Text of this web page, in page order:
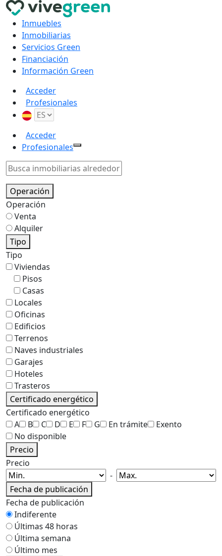
Inmuebles
Inmobiliarias
Servicios Green
Financiación
Información Green
Acceder
Profesionales
Acceder
Profesionales
Operación
Operación
Venta
Alquiler
Tipo
Tipo
Viviendas
Pisos
Casas
Locales
Oficinas
Edificios
Terrenos
Naves industriales
Garajes
Hoteles
Trasteros
Certificado energético
Certificado energético
A
B C D E F G En trámite
Exento
No disponible
Precio
Precio
-
Fecha de publicación
Fecha de publicación
Indiferente
Últimas 48 horas
Última semana
Último mes